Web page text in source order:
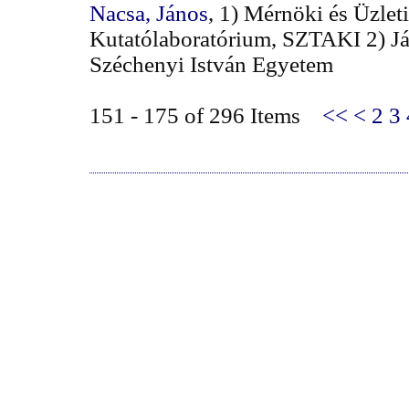
Nacsa, János, 1) Mérnöki és
Kutatólaboratórium, SZTAKI 2)
Széchenyi István Egyetem
151 - 175 of 296 Items << < 2 3